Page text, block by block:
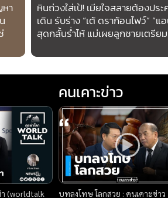
า
หินถ่วงใส่เป้! เมียใจสลายต้องปร
เดิน รับร่าง “เต้ ดราก้อนไฟว์” “แ
สุดกลั้นร่ำไห้ แม่เผยลูกชายเตรีย
(worldtalk
คนเคาะข่าว
บทลงโทษ โลกสวย : คนเคาะข่าว